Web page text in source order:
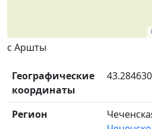
с Аршты
Географические
координаты
Регион